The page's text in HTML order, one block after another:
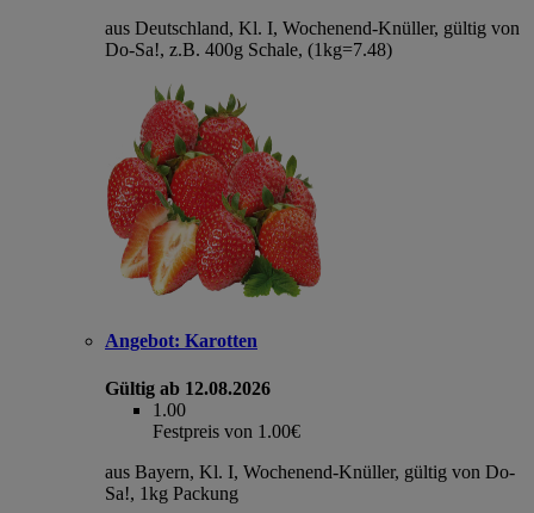
aus Deutschland, Kl. I, Wochenend-Knüller, gültig von
Do-Sa!, z.B. 400g Schale, (1kg=7.48)
Angebot: Karotten
Gültig ab 12.08.2026
1.00
Festpreis von 1.00€
aus Bayern, Kl. I, Wochenend-Knüller, gültig von Do-
Sa!, 1kg Packung